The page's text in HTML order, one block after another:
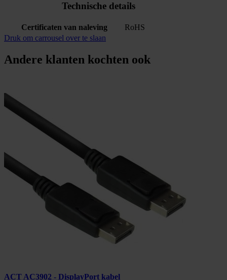
Technische details
Certificaten van naleving
RoHS
Druk om carrousel over te slaan
Andere klanten kochten ook
ACT AC3902 - DisplayPort kabel